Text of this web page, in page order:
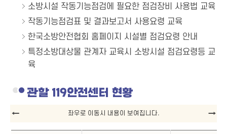
소방시설 작동기능점검에 필요한 점검장비 사용법 교육
작동기능점검표 및 결과보고서 사용요령 교육
한국소방안전협회 홈페이지 시설별 점검요령 안내
특정소방대상물 관계자 교육시 소방시설 점검요령등 교
육
관할 119안전센터 현황